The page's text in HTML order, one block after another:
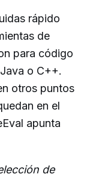
rápido
de
para código
o C++.
otros puntos
en el
apunta
de